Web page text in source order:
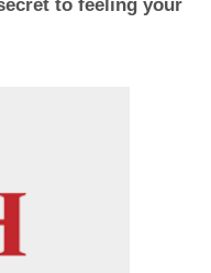
to feeling your